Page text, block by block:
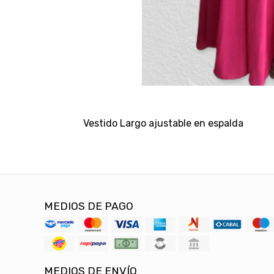
Vestido Largo ajustable en espalda
MEDIOS DE PAGO
MEDIOS DE ENVÍO